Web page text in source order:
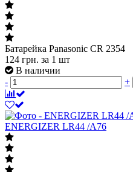
Panasonic CR 2354
Батарейка Panasonic CR 2354
124грн.за 1 шт
В наличии
-
+
ENERGIZER LR44 /A76